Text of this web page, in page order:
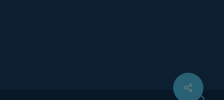
Share